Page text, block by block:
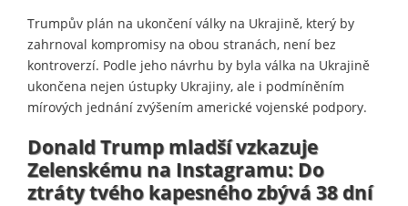
Trumpův plán na ukončení války na Ukrajině, který by
zahrnoval kompromisy na obou stranách, není bez
kontroverzí. Podle jeho návrhu by byla válka na Ukrajině
ukončena nejen ústupky Ukrajiny, ale i podmíněním
mírových jednání zvýšením americké vojenské podpory.
Donald Trump mladší vzkazuje
Zelenskému na Instagramu: Do
ztráty tvého kapesného zbývá 38 dní